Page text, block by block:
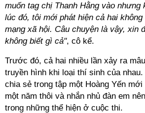
muốn tag chị Thanh Hằng vào
lúc đó, tôi mới phát hiện cả hai
mạng xã hội. Câu chuyện là vậy, xin
không biết gì cả", cô kể.
Trước đó, cả hai nhiều lần xảy ra
truyền hình khi loại thí sinh của
chia sẻ trong tập một Hoàng Yến
một năm thôi và nhắn nhủ đàn em
trong những thể hiện ở cuộc thi.